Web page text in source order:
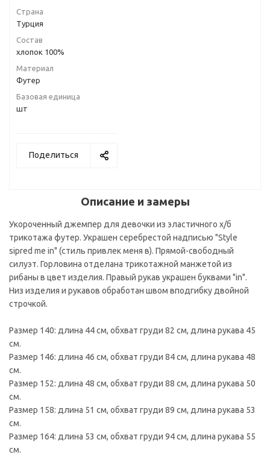
Страна
Турция
Состав
хлопок 100%
Материал
Футер
Базовая единица
шт
Поделиться
Описание и замеры
Укороченный джемпер для девочки из эластичного х/б
трикотажа футер. Украшен серебрестой надписью "Style
sipred me in" (стиль привлек меня в). Прямой-свободный
силуэт. Горловина отделана трикотажной манжетой из
рибаны в цвет изделия. Правый рукав украшен буквами "in".
Низ изделия и рукавов обработан швом вподгибку двойной
строчкой.
Размер 140: длина 44 см, обхват груди 82 см, длина рукава 45
см.
Размер 146: длина 46 см, обхват груди 84 см, длина рукава 48
см.
Размер 152: длина 48 см, обхват груди 88 см, длина рукава 50
см.
Размер 158: длина 51 см, обхват груди 89 см, длина рукава 53
см.
Размер 164: длина 53 см, обхват груди 94 см, длина рукава 55
см.